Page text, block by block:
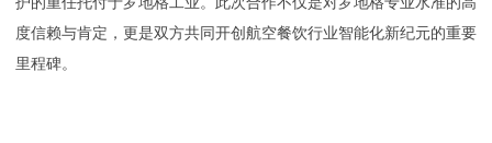
度信赖与肯定，更是双方共同开创航空餐饮行业智能化新纪元的重要
里程碑。